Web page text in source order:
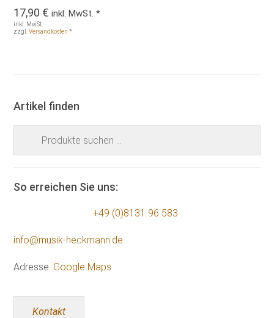
17,90 € inkl. MwSt. *
inkl. MwSt.
zzgl.Versandkosten *
Artikel finden
So erreichen Sie uns:
+49 (0)8131 96 583
info@musik-heckmann.de
Adresse: Google Maps
Kontakt